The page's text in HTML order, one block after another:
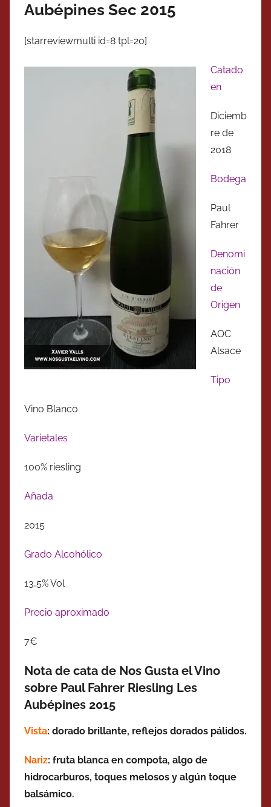
Aubépines Sec 2015
[starreviewmulti id=8 tpl=20]
Catado
en
Diciemb
re de
2018
Bodega
Paul
Fahrer
Denomi
nación
de
Origen
AOC
Alsace
Tipo
Vino Blanco
Varietales
100% riesling
Añada
2015
Grado Alcohólico
13,5% Vol
Precio aproximado
7€
Nota de cata de Nos Gusta el Vino
sobre Paul Fahrer Riesling Les
Aubépines 2015
Vista: dorado brillante, reflejos dorados pálidos.
Nariz: fruta blanca en compota, algo de
hidrocarburos, toques melosos y algún toque
balsámico.